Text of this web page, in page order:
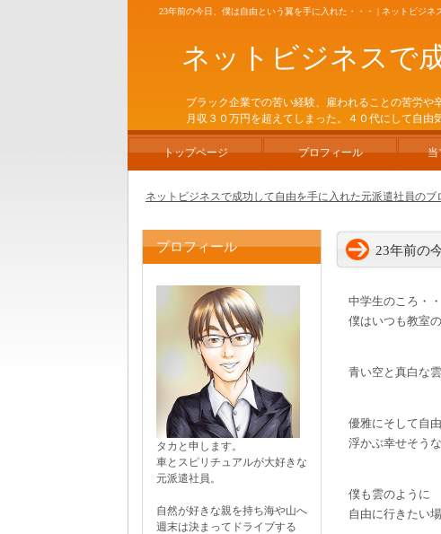
23年前の今日、僕は自由という翼を手に入れた・・・ | ネットビジ
23年前の
中学生のころ・・
僕はいつも教室
青い空と真白な雲
優雅にそして自
浮かぶ幸せそうな
僕も雲のように
自由に行きたい
プロフィール
タカと申します。
車とスピリチュアルが大好きな
元派遣社員。
自然が好きな親を持ち海や山へ
週末は決まってドライブする
ネットビジネスで成功して自由を手に入れた元派遣社員のブ
ネットビジネスで
ブラック企業での苦い経験、雇われることの苦労
月収３０万円を超えてしまった。４０代にして自由
トップページ プロフィール 当